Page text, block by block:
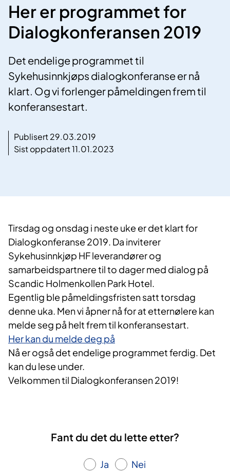
Her er programmet for
Dialogkonferansen 2019
Det endelige programmet til
Sykehusinnkjøps dialogkonferanse er nå
klart. Og vi forlenger påmeldingen frem til
konferansestart.
Publisert 29.03.2019
Sist oppdatert 11.01.2023
Tirsdag og onsdag i neste uke er det klart for
Dialogkonferanse 2019. Da inviterer
Sykehusinnkjøp HF leverandører og
samarbeidspartnere til to dager med dialog på
Scandic Holmenkollen Park Hotel.
Egentlig ble påmeldingsfristen satt torsdag
denne uka. Men vi åpner nå for at etternølere kan
melde seg på helt frem til konferansestart.
Her kan du melde deg på
Nå er også det endelige programmet ferdig. Det
kan du lese under.
Velkommen til Dialogkonferansen 2019!
Fant du det du lette etter?
Ja Nei